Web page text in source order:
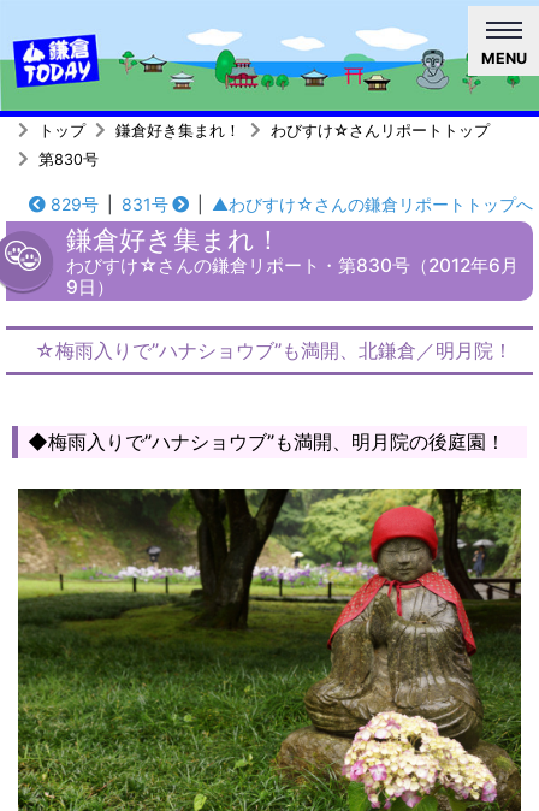
MENU
トップ 鎌倉好き集まれ！
わびすけ☆さんリポートトップ
第830号
829号 831号 ▲わびすけ☆さんの鎌倉リポートトップへ
鎌倉好き集まれ！
わびすけ☆さんの鎌倉リポート・第830号（2012年6月
9日）
☆梅雨入りで”ハナショウブ”も満開、北鎌倉／明月院！
◆梅雨入りで”ハナショウブ”も満開、明月院の後庭園！